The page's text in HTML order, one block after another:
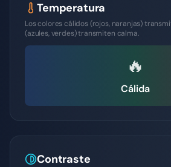
Temperatura
Los colores cálidos (rojos, naranjas)
(azules, verdes) transmiten calma.
🔥
Cálida
Contraste